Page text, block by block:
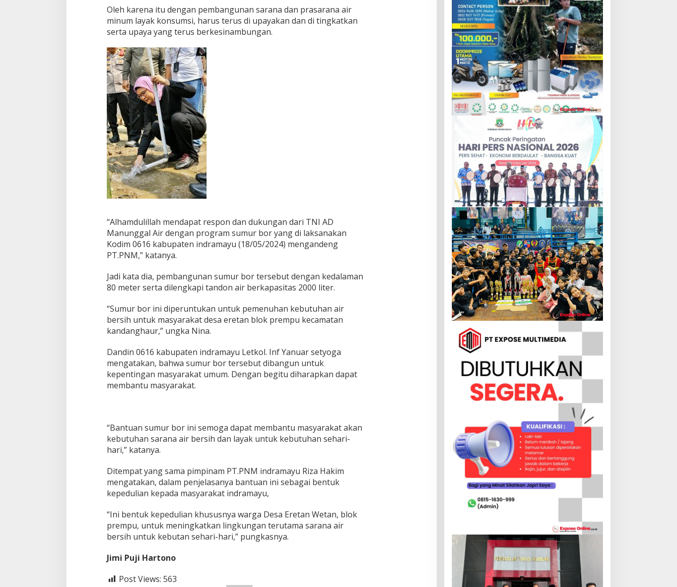
r
B
o
r
i
B
l
o
k
P
r
e
m
u
Oleh karena itu dengan pembangunan sarana dan prasarana air
minum layak konsumsi, harus terus di upayakan dan di tingkatkan
serta upaya yang terus berkesinambungan.
“Alhamdulillah mendapat respon dan dukungan dari TNI AD
Manunggal Air dengan program sumur bor yang di laksanakan
Kodim 0616 kabupaten indramayu (18/05/2024) mengandeng
PT.PNM,” katanya.
Jadi kata dia, pembangunan sumur bor tersebut dengan kedalaman
80 meter serta dilengkapi tandon air berkapasitas 2000 liter.
“Sumur bor ini diperuntukan untuk pemenuhan kebutuhan air
bersih untuk masyarakat desa eretan blok prempu kecamatan
kandanghaur,” ungka Nina.
Dandin 0616 kabupaten indramayu Letkol. Inf Yanuar setyoga
mengatakan, bahwa sumur bor tersebut dibangun untuk
kepentingan masyarakat umum. Dengan begitu diharapkan dapat
membantu masyarakat.
“Bantuan sumur bor ini semoga dapat membantu masyarakat akan
kebutuhan sarana air bersih dan layak untuk kebutuhan sehari-
hari,” katanya.
Ditempat yang sama pimpinam PT.PNM indramayu Riza Hakim
mengatakan, dalam penjelasanya bantuan ini sebagai bentuk
kepedulian kepada masyarakat indramayu,
“Ini bentuk kepedulian khususnya warga Desa Eretan Wetan, blok
prempu, untuk meningkatkan lingkungan terutama sarana air
bersih untuk kebutan sehari-hari,” pungkasnya.
Jimi Puji Hartono
Post Views: 563